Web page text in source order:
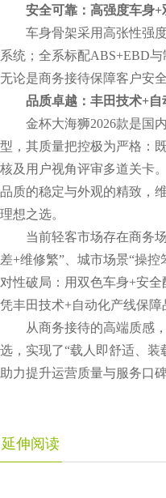
安全可靠：高强度车身
车身骨架采用高张性强
系统；全系标配ABS+EBD
无论是商务接待保障客户安
品质卓越：丰田技术+
金杯大海狮2026款是国
型，其质量把控极为严格：
核及用户视角评审多道关卡
品质的稳定与外观的精致，
理想之选。
当前轻客市场存在商务
差+维修繁”、城市场景“操
对性破局：用双色车身+安
凭丰田技术+自动化产线保
从商务接待的高端质感
选，实现了“载人即舒适、
助力提升运营质量与服务口碑
延伸阅读